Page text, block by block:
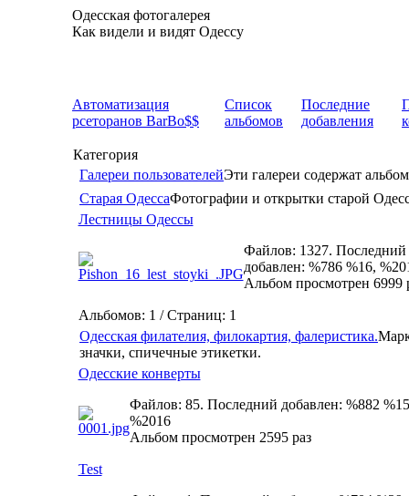
Одесская фотогалерея
Как видели и видят Одессу
Автоматизация
рсеторанов BarBo$$
Список
альбомов
Последние
добавления
Категория
Галереи пользователейЭти галереи содержат
Старая ОдессаФотографии и открытки старой
Лестницы Одессы
Файлов: 1327. Последний
добавлен: %786 %16,
Альбом просмотрен 6999
Альбомов: 1 / Страниц: 1
Одесская филателия, филокартия, фалеристика.
значки, спичечные этикетки.
Одесские конверты
Файлов: 85. Последний добавлен: %882
%2016
Альбом просмотрен 2595 раз
Test